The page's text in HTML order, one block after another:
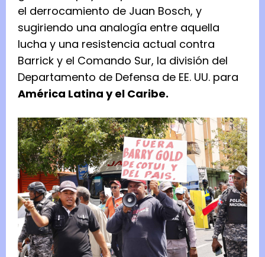
el derrocamiento de Juan Bosch, y
sugiriendo una analogía entre aquella
lucha y una resistencia actual contra
Barrick y el Comando Sur, la división del
Departamento de Defensa de EE. UU. para
América Latina y el Caribe.